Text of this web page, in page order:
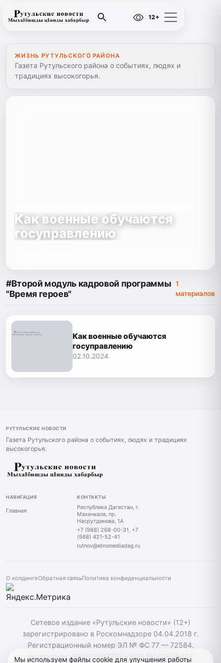
12+
ЖИЗНЬ РУТУЛЬСКОГО РАЙОНА
Газета Рутульского района о событиях, людях и
традициях высокогорья.
Как военные обучаются
госуправлению
#Второй модуль кадровой программы
"Время героев"
1
материалов
Как военные обучаются
госуправлению
02.10.2024
РУТУЛЬСКИЕ НОВОСТИ
Газета Рутульского района о событиях, людях и традициях
высокогорья.
НАВИГАЦИЯ
Главная
КОНТАКТЫ
Республика Дагестан, г.
Махачкала, пр.
Насрутдинова, 1А
+7 (988) 268-00-31, +7
(988) 421-52-41
rutnov@etnomediadag.ru
О холдингеОбратная связьПолитика конфиденциальности
Сетевое издание «Рутульские новости» (12+)
зарегистрировано в Роскомнадзоре 04.04.2018 г.
Регистрационный номер ЭЛ № ФС 77 — 72584.
Учредитель: ГОСУДАРСТВЕННОЕ БЮДЖЕТНОЕ
Мы используем файлы cookie для улучшения работы